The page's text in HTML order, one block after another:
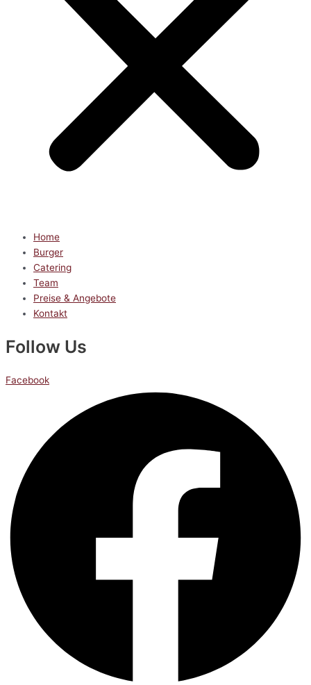
Home
Burger
Catering
Team
Preise & Angebote
Kontakt
Follow Us
Facebook